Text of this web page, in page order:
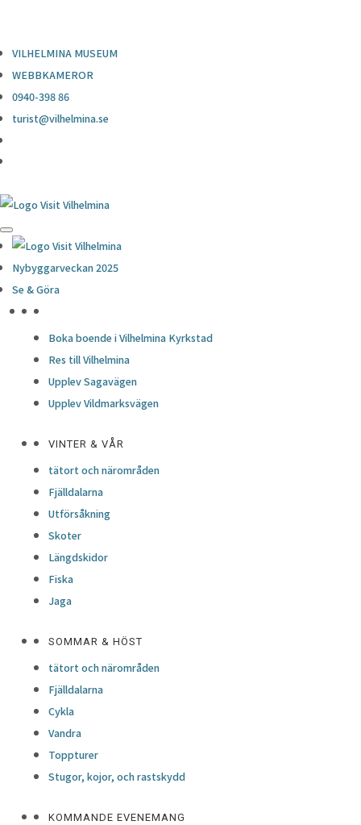
VILHELMINA MUSEUM
WEBBKAMEROR
0940-398 86
turist@vilhelmina.se
Nybyggarveckan 2025
Se & Göra
Boka boende i Vilhelmina Kyrkstad
Res till Vilhelmina
Upplev Sagavägen
Upplev Vildmarksvägen
VINTER & VÅR
tätort och närområden
Fjälldalarna
Utförsåkning
Skoter
Längdskidor
Fiska
Jaga
SOMMAR & HÖST
tätort och närområden
Fjälldalarna
Cykla
Vandra
Toppturer
Stugor, kojor, och rastskydd
KOMMANDE EVENEMANG